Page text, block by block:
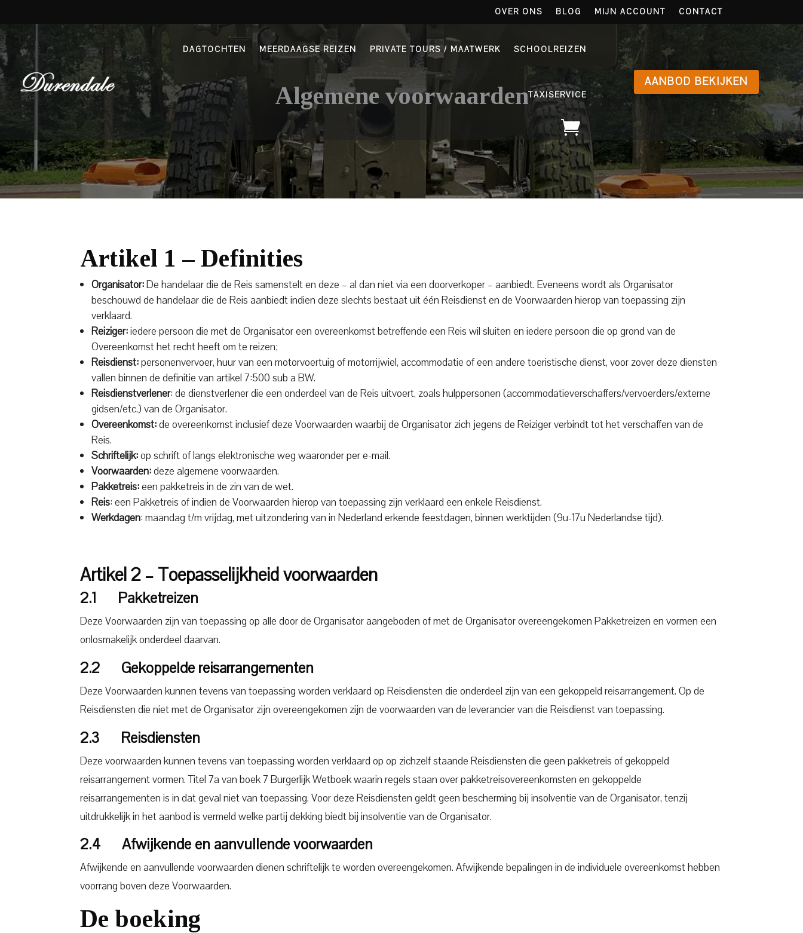
OVER ONS BLOG MIJN ACCOUNT CONTACT
DAGTOCHTEN MEERDAAGSE REIZEN PRIVATE TOURS / MAATWERK SCHOOLREIZEN
TAXISERVICE
AANBOD BEKIJKEN
Algemene voorwaarden
Artikel 1 – Definities
Organisator:De handelaar die de Reis samenstelt en deze – al dan niet via een doorverkoper – aanbiedt. Eveneens wordt als Organisator
beschouwd de handelaar die de Reis aanbiedt indien deze slechts bestaat uit één Reisdienst en de Voorwaarden hierop van toepassing zijn
verklaard.
Reiziger:iedere persoon die met de Organisator een overeenkomst betreffende een Reis wil sluiten en iedere persoon die op grond van de
Overeenkomst het recht heeft om te reizen;
Reisdienst:personenvervoer, huur van een motorvoertuig of motorrijwiel, accommodatie of een andere toeristische dienst, voor zover deze diensten
vallen binnen de definitie van artikel 7:500 sub a BW.
Reisdienstverlener: de dienstverlener die een onderdeel van de Reis uitvoert, zoals hulppersonen (accommodatieverschaffers/vervoerders/externe
gidsen/etc.) van de Organisator.
Overeenkomst:de overeenkomst inclusief deze Voorwaarden waarbij de Organisator zich jegens de Reiziger verbindt tot het verschaffen van de
Reis.
Schriftelijk:op schrift of langs elektronische weg waaronder per e-mail.
Voorwaarden:deze algemene voorwaarden.
Pakketreis:een pakketreis in de zin van de wet.
Reis: een Pakketreis of indien de Voorwaarden hierop van toepassing zijn verklaard een enkele Reisdienst.
Werkdagen: maandag t/m vrijdag, met uitzondering van in Nederland erkende feestdagen, binnen werktijden (9u-17u Nederlandse tijd).
Artikel 2 – Toepasselijkheid voorwaarden
2.1 Pakketreizen
Deze Voorwaarden zijn van toepassing op alle door de Organisator aangeboden of met de Organisator overeengekomen Pakketreizen en vormen een
onlosmakelijk onderdeel daarvan.
2.2 Gekoppelde reisarrangementen
Deze Voorwaarden kunnen tevens van toepassing worden verklaard op Reisdiensten die onderdeel zijn van een gekoppeld reisarrangement. Op de
Reisdiensten die niet met de Organisator zijn overeengekomen zijn de voorwaarden van de leverancier van die Reisdienst van toepassing.
2.3 Reisdiensten
Deze voorwaarden kunnen tevens van toepassing worden verklaard op op zichzelf staande Reisdiensten die geen pakketreis of gekoppeld
reisarrangement vormen. Titel 7a van boek 7 Burgerlijk Wetboek waarin regels staan over pakketreisovereenkomsten en gekoppelde
reisarrangementen is in dat geval niet van toepassing. Voor deze Reisdiensten geldt geen bescherming bij insolventie van de Organisator, tenzij
uitdrukkelijk in het aanbod is vermeld welke partij dekking biedt bij insolventie van de Organisator.
2.4 Afwijkende en aanvullende voorwaarden
Afwijkende en aanvullende voorwaarden dienen schriftelijk te worden overeengekomen. Afwijkende bepalingen in de individuele overeenkomst hebben
voorrang boven deze Voorwaarden.
De boeking